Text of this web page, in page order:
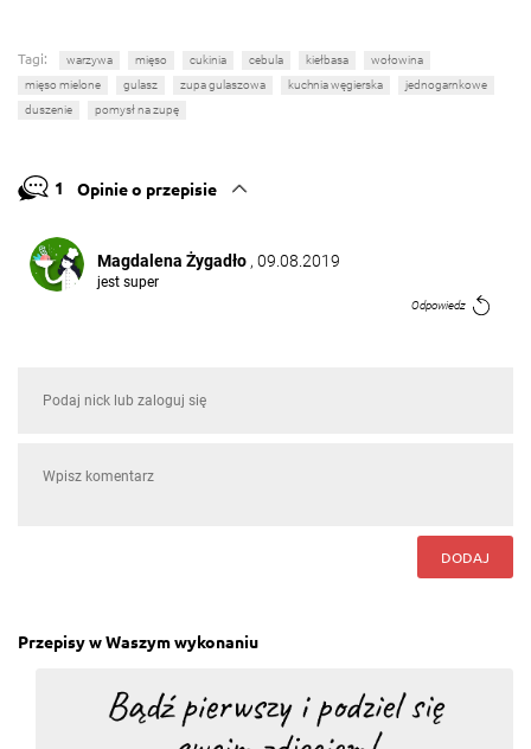
Tagi: warzywa mięso cukinia cebula kiełbasa
wołowina
mięso mielone
gulasz zupa gulaszowa kuchnia węgierska
jednogarnkowe
duszenie
pomysł na zupę
1 Opinie o przepisie
Magdalena Żygadło , 09.08.2019
jest super
Odpowiedz
DODAJ
Przepisy w Waszym wykonaniu